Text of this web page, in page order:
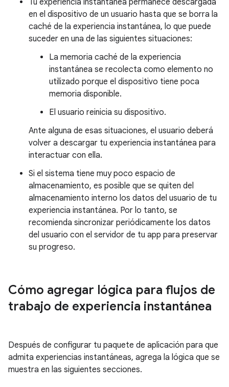
Tu experiencia instantánea permanece descargada
en el dispositivo de un usuario hasta que se borra la
caché de la experiencia instantánea, lo que puede
suceder en una de las siguientes situaciones:
La memoria caché de la experiencia
instantánea se recolecta como elemento no
utilizado porque el dispositivo tiene poca
memoria disponible.
El usuario reinicia su dispositivo.
Ante alguna de esas situaciones, el usuario deberá
volver a descargar tu experiencia instantánea para
interactuar con ella.
Si el sistema tiene muy poco espacio de
almacenamiento, es posible que se quiten del
almacenamiento interno los datos del usuario de tu
experiencia instantánea. Por lo tanto, se
recomienda sincronizar periódicamente los datos
del usuario con el servidor de tu app para preservar
su progreso.
Cómo agregar lógica para flujos de
trabajo de experiencia instantánea
Después de configurar tu paquete de aplicación para que
admita experiencias instantáneas, agrega la lógica que se
muestra en las siguientes secciones.